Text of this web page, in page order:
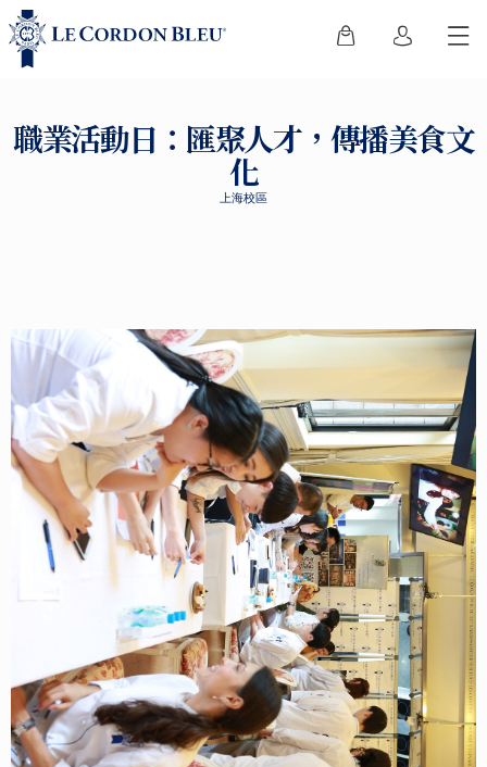
職業活動日：匯聚人才，傳播美食文
化
上海校區